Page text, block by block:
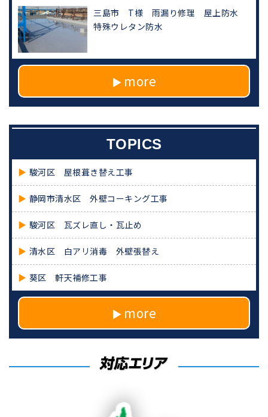
三島市 T様 雨漏り修理 屋上防水
特殊ウレタン防水
more
TOPICS
駿河区 屋根葺き替え工事
静岡市清水区 外壁コーキング工事
駿河区 瓦ズレ直し・瓦止め
清水区 白アリ消毒 外壁張替え
葵区 軒天補修工事
more